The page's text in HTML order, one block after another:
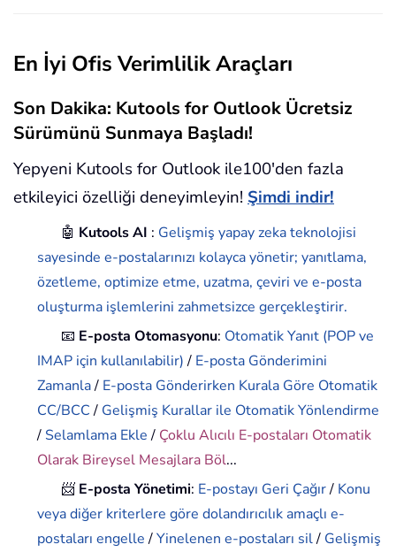
En İyi Ofis Verimlilik Araçları
Son Dakika: Kutools for Outlook Ücretsiz
Sürümünü Sunmaya Başladı!
Yepyeni Kutools for Outlook ile100'den fazla
etkileyici özelliği deneyimleyin! Şimdi indir!
🤖 Kutools AI : Gelişmiş yapay zeka teknolojisi
sayesinde e-postalarınızı kolayca yönetir; yanıtlama,
özetleme, optimize etme, uzatma, çeviri ve e-posta
oluşturma işlemlerini zahmetsizce gerçekleştirir.
📧 E-posta Otomasyonu: Otomatik Yanıt (POP ve
IMAP için kullanılabilir)/ E-posta Gönderimini
Zamanla/ E-posta Gönderirken Kurala Göre Otomatik
CC/BCC/ Gelişmiş Kurallar ile Otomatik Yönlendirme
/ Selamlama Ekle/ Çoklu Alıcılı E-postaları Otomatik
Olarak Bireysel Mesajlara Böl...
📨 E-posta Yönetimi: E-postayı Geri Çağır/ Konu
veya diğer kriterlere göre dolandırıcılık amaçlı e-
postaları engelle/Yinelenen e-postaları sil/ Gelişmiş